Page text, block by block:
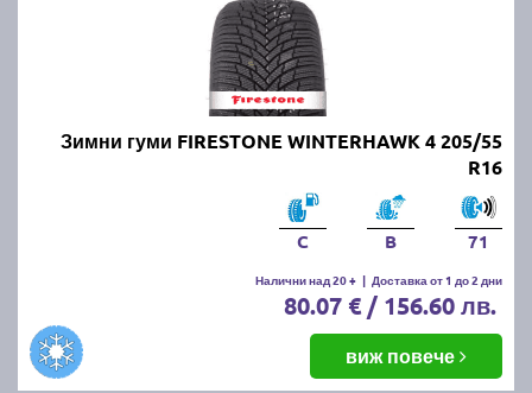
Зимни гуми FIRESTONE WINTERHAWK 4 205/55
R16
C B 71
Налични над 20 + | Доставка от 1 до 2 дни
80.07 € / 156.60 лв.
виж повече